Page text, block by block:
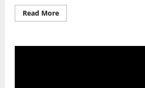
Read MoreRead
more
Bencana